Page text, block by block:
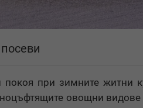
при зимните житни
овощни